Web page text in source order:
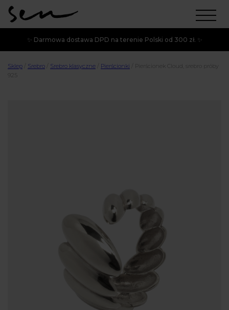
✨ Darmowa dostawa DPD na terenie Polski od 300 zł. ✨
Sklep Srebro Srebro klasyczne Pierścionki
Pierścionek Cloud, srebro próby
925